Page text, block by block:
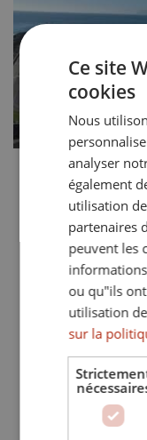
Ce site
cookies
Nous
analyser
également
utilisation
partenaires
peuvent les
ou qu"ils
utilisation
sur la